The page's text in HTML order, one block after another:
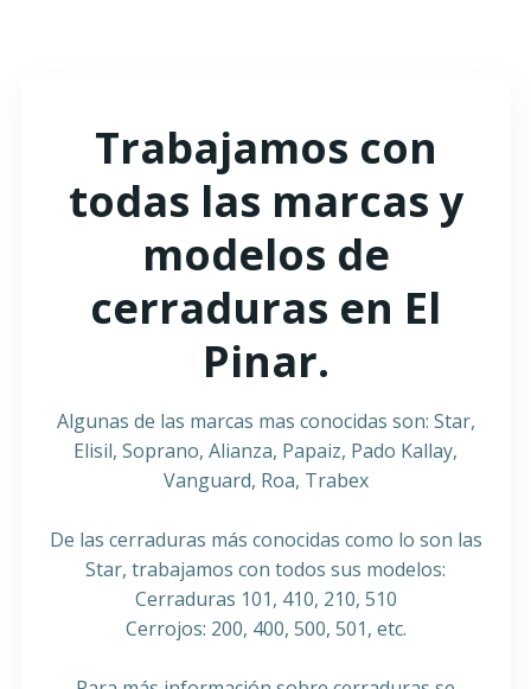
Trabajamos con
todas las marcas y
modelos de
cerraduras en El
Pinar.
Algunas de las marcas mas conocidas son: Star,
Elisil, Soprano, Alianza, Papaiz, Pado Kallay,
Vanguard, Roa, Trabex
De las cerraduras más conocidas como lo son las
Star, trabajamos con todos sus modelos:
Cerraduras 101, 410, 210, 510
Cerrojos: 200, 400, 500, 501, etc.